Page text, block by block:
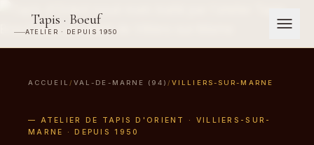
Tapis · Boeuf
ATELIER · DEPUIS 1950
ACCUEIL / VAL-DE-MARNE (94) / VILLIERS-SUR-MARNE
— ATELIER DE TAPIS D'ORIENT · VILLIERS-SUR-
MARNE · DEPUIS 1950